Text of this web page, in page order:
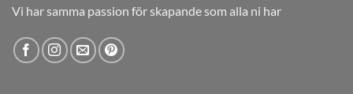
Vi har samma passion för skapande som alla ni har